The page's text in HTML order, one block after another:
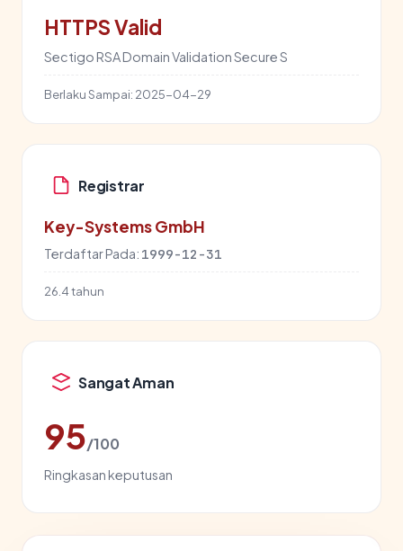
HTTPS Valid
Sectigo RSA Domain Validation Secure S
Berlaku Sampai: 2025-04-29
Registrar
Key-Systems GmbH
Terdaftar Pada: 1999-12-31
26.4 tahun
Sangat Aman
95/100
Ringkasan keputusan